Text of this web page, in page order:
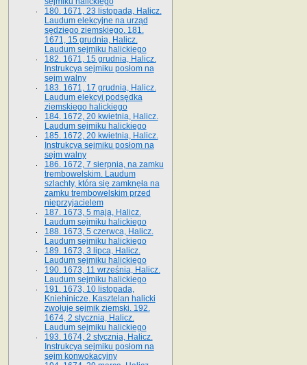
180. 1671, 23 listopada, Halicz.
Laudum elekcyjne na urząd
sędziego ziemskiego. 181.
1671, 15 grudnia, Halicz.
Laudum sejmiku halickiego
182. 1671, 15 grudnia, Halicz.
Instrukcya sejmiku posłom na
sejm walny
183. 1671, 17 grudnia, Halicz.
Laudum elekcyi podsędka
ziemskiego halickiego
184. 1672, 20 kwietnia, Halicz.
Laudum sejmiku halickiego
185. 1672, 20 kwietnia, Halicz.
Instrukcya sejmiku posłom na
sejm walny
186. 1672, 7 sierpnia, na zamku
trembowelskim. Laudum
szlachty, która się zamknęła na
zamku trembowelskim przed
nieprzyjacielem
187. 1673, 5 maja, Halicz.
Laudum sejmiku halickiego
188. 1673, 5 czerwca, Halicz.
Laudum sejmiku halickiego
189. 1673, 3 lipca, Halicz.
Laudum sejmiku halickiego
190. 1673, 11 września, Halicz.
Laudum sejmiku halickiego
191. 1673, 10 listopada,
Kniehinicze. Kasztelan halicki
zwołuje sejmik ziemski. 192.
1674, 2 stycznia, Halicz.
Laudum sejmiku halickiego
193. 1674, 2 stycznia, Halicz.
Instrukcya sejmiku posłom na
sejm konwokacyjny